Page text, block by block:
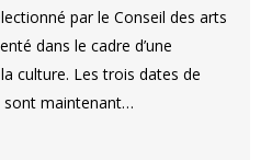
par le Conseil des arts
dans le cadre d’une
culture. Les trois dates de
sont maintenant…